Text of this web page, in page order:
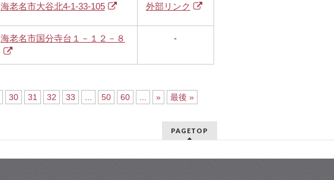
海老名市大谷北4-1-33-105 外部リンク
海老名市国分寺台１－１２－８ -
30 31 32 33 50 60 » 最後 »
PAGETOP